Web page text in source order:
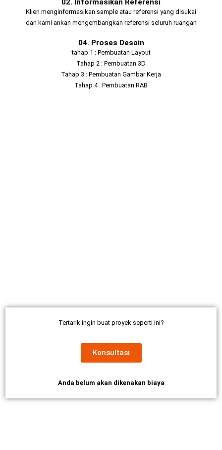
02. Informasikan Referensi
Klien menginformasikan sample atau referensi yang disukai
dan kami ankan mengembangkan referensi seluruh ruangan
04. Proses Desain
tahap 1 : Pembuatan Layout
Tahap 2 : Pembuatan 3D
Tahap 3 : Pembuatan Gambar Kerja
Tahap 4 : Pembuatan RAB
Tertarik ingin buat proyek seperti ini?
Konsultasi
Anda belum akan dikenakan biaya